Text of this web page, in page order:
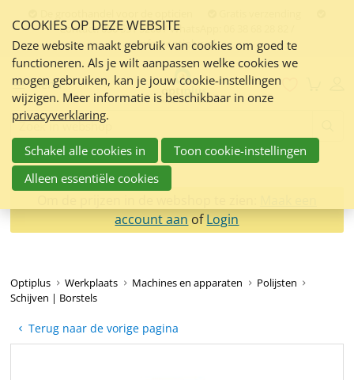
links
over
Spring
naar
de
inhoud
Spring
naar
navigatie
Contact:050 551 5200 / WhatsApp: 06 38 68 28 82 /
info@optiplus.nl
Menu
Zoeken:
account aan ofLogin
Optiplus Werkplaats Machines en apparaten
Polijsten
Schijven | Borstels
Terug naar de vorige pagina
COOKIES OP DEZE WEBSITE
Deze website maakt gebruik van cookies om goed te
functioneren. Als je wilt aanpassen welke cookies we
mogen gebruiken, kan je jouw cookie-instellingen
wijzigen. Meer informatie is beschikbaar in onze
privacyverklaring.
Schakel alle cookies in
Toon cookie-instellingen
Alleen essentiële cookies